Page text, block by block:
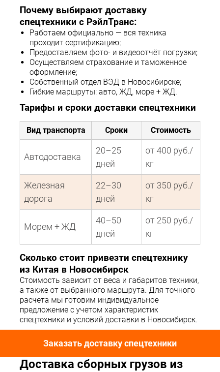
Почему выбирают доставку
спецтехники с РэйлТранс:
Работаем официально — вся техника
проходит сертификацию;
Предоставляем фото- и видеоотчёт погрузки;
Осуществляем страхование и таможенное
оформление;
Собственный отдел ВЭД в Новосибирске;
Гибкие маршруты: авто, ЖД, море + ЖД.
Тарифы и сроки доставки спецтехники
Вид транспорта Сроки Стоимость
Автодоставка
20–25
дней
от 400 руб./
кг
Железная
дорога
22–30
дней
от 350 руб./
кг
Морем + ЖД
40–50
дней
от 250 руб./
кг
Сколько стоит привезти спецтехнику
из Китая в Новосибирск
Стоимость зависит от веса и габаритов техники,
а также от выбранного маршрута. Для точного
расчета мы готовим индивидуальное
предложение с учетом характеристик
спецтехники и условий доставки в Новосибирск.
Заказать доставку спецтехники
Доставка сборных грузов из